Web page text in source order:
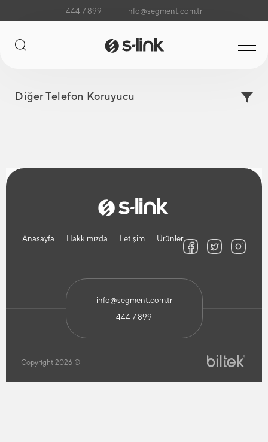
444 7 899 info@segment.com.tr
Diğer Telefon Koruyucu
Anasayfa Hakkımızda İletişim Ürünler
info@segment.com.tr
444 7 899
Copyright 2026 ®